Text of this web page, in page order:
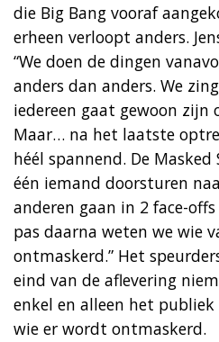
die Big Bang vooraf
erheen verloopt anders.
“We doen de dingen
anders dan anders. We
iedereen gaat gewoon zijn
Maar… na het laatste
héél spannend. De
één iemand doorsturen
anderen gaan in 2 face-
pas daarna weten we wie
ontmaskerd.” Het
eind van de aflevering
enkel en alleen het
wie er wordt ontmaskerd.